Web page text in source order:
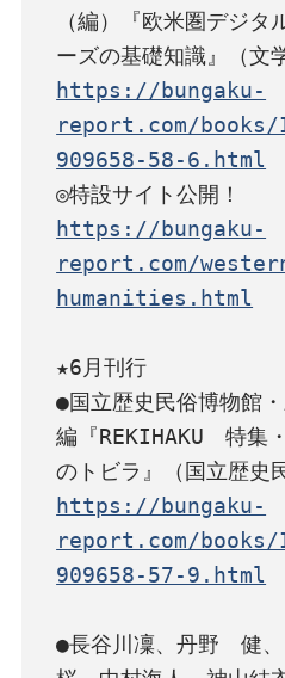
（編）『欧米圏デジタ
https://bungaku-
report.com/books/
909658-58-6.html
https://bungaku-
report.com/
humanities.html
★6月刊行
●国立歴史民俗博物館
編『REKIHAKU　特集
https://bungaku-
report.com/books/
909658-57-9.html
●長谷川凜、丹野　健